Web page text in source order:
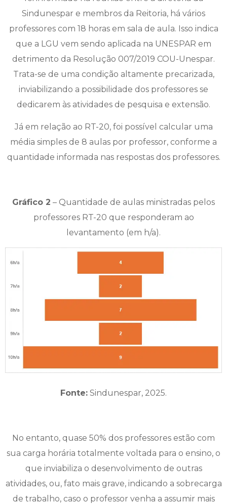
Sindunespar e membros da Reitoria, há vários
professores com 18 horas em sala de aula. Isso indica
que a LGU vem sendo aplicada na UNESPAR em
detrimento da Resolução 007/2019 COU-Unespar.
Trata-se de uma condição altamente precarizada,
inviabilizando a possibilidade dos professores se
dedicarem às atividades de pesquisa e extensão.
Já em relação ao RT-20, foi possível calcular uma
média simples de 8 aulas por professor, conforme a
quantidade informada nas respostas dos professores.
Gráfico 2 – Quantidade de aulas ministradas pelos
professores RT-20 que responderam ao
levantamento (em h/a).
Fonte: Sindunespar, 2025.
No entanto, quase 50% dos professores estão com
sua carga horária totalmente voltada para o ensino, o
que inviabiliza o desenvolvimento de outras
atividades, ou, fato mais grave, indicando a sobrecarga
de trabalho, caso o professor venha a assumir mais